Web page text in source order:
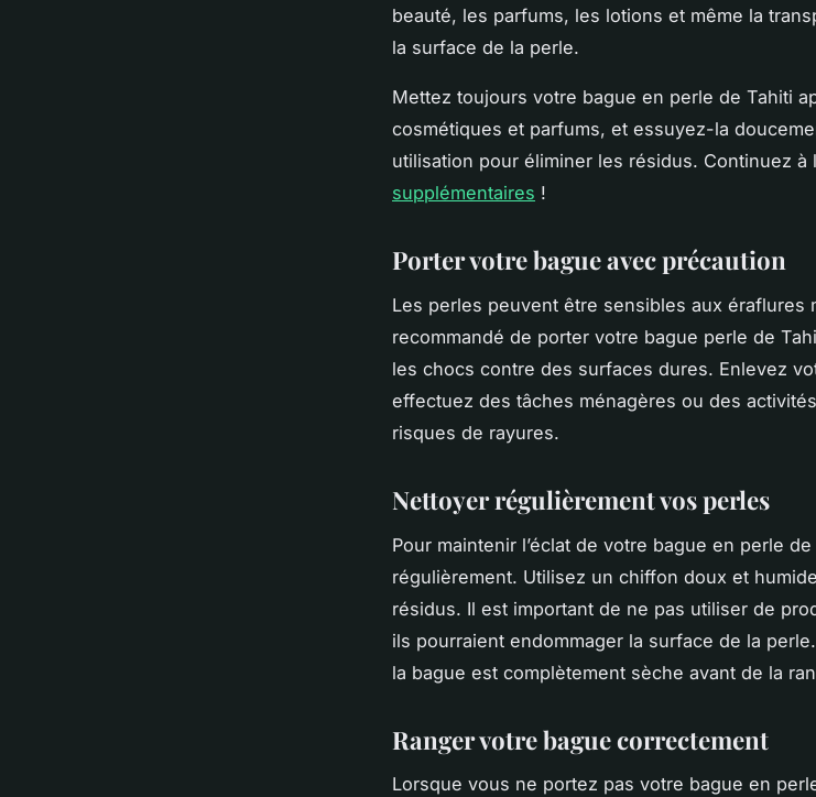
beauté, les parfums, les lotions et même la
la surface de la perle.
Mettez toujours votre bague en perle de Tahiti
cosmétiques et parfums, et essuyez-la
utilisation pour éliminer les résidus. Continuez à
supplémentaires !
Porter votre bague avec précaution
Les perles peuvent être sensibles aux éraflures
recommandé de porter votre bague perle de
les chocs contre des surfaces dures. Enlevez
effectuez des tâches ménagères ou des
risques de rayures.
Nettoyer régulièrement vos perles
Pour maintenir l’éclat de votre bague en perle
régulièrement. Utilisez un chiffon doux et
résidus. Il est important de ne pas utiliser de
ils pourraient endommager la surface de la
la bague est complètement sèche avant de la
Ranger votre bague correctement
Lorsque vous ne portez pas votre bague en